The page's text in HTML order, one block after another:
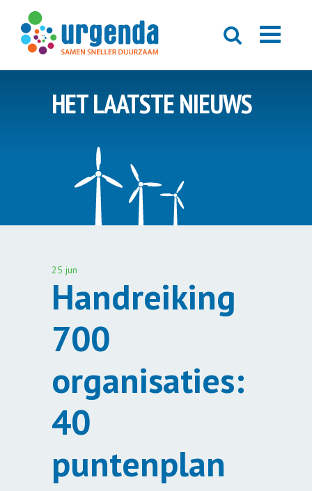
HET LAATSTE NIEUWS
25 jun
Handreiking
700
organisaties:
40
puntenplan